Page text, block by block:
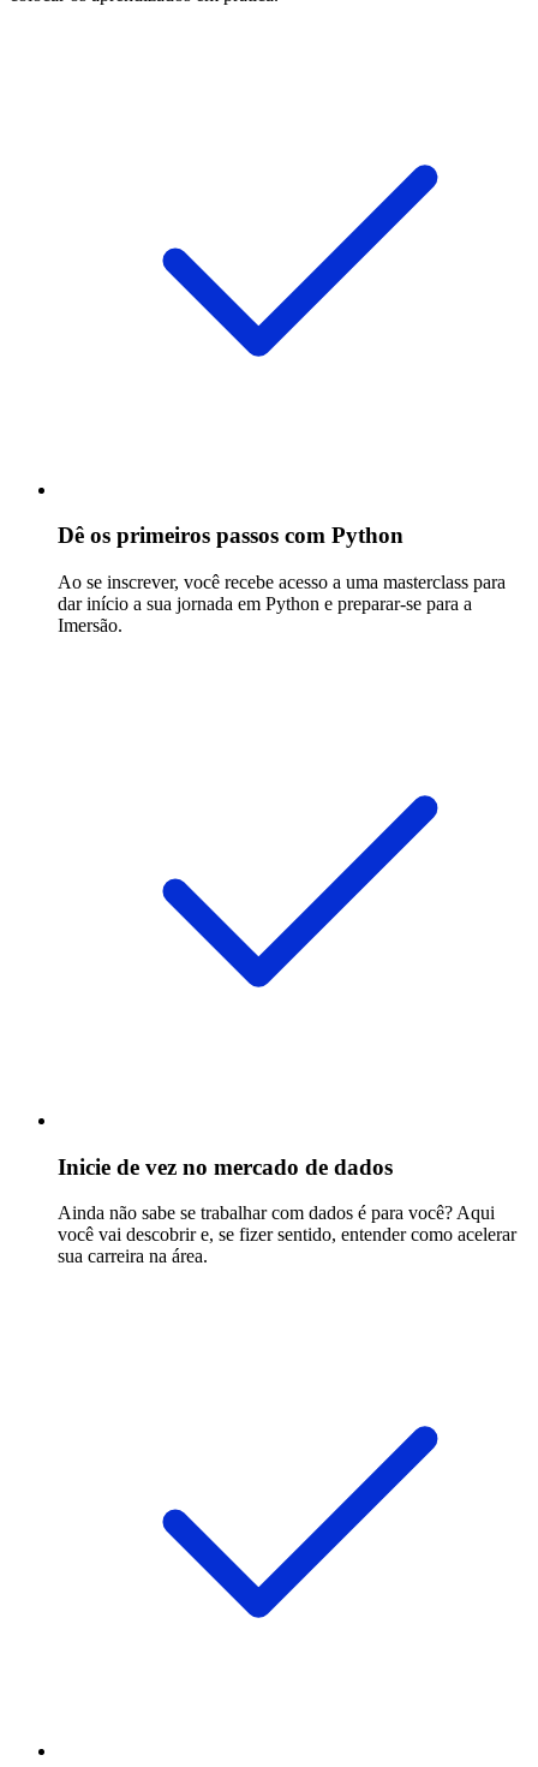
Dê os primeiros passos com Python
Ao se inscrever, você recebe acesso a uma masterclass para
dar início a sua jornada em Python e preparar-se para a
Imersão.
Inicie de vez no mercado de dados
Ainda não sabe se trabalhar com dados é para você? Aqui
você vai descobrir e, se fizer sentido, entender como acelerar
sua carreira na área.